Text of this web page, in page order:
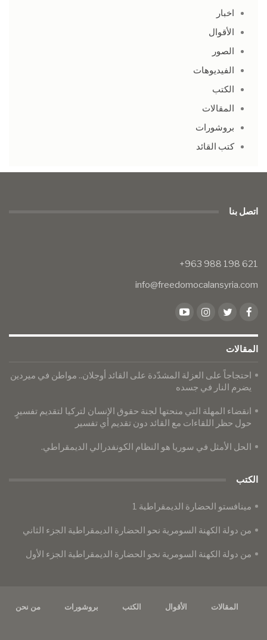
اخبار
الأقوال
الصور
الفيديوهات
الكتب
المقالات
بروشورات
كتب القائد
اتصل بنا
info@freedomocalansyria.com
المقالات
احتجاجاً على العزلة المشدّدة على القائد أوجلان.. مواطن في ميردين
يضرم النار في جسده
انقضاء المهلة التي منحتها لجنة حقوق الإنسان لتركيا لتقديم تفسيرٍ
حول حظر اللقاءات مع القائد دون تقديم أي تفسير
الحل الأمثل في سوريا هو النظام الكونفدرالي الديمقراطي.
الكتب
مينافستو الحضارة الديمقراطية 1
من دولة الكهنة السومرية نحو الحضارة الديمقراطية الجزء الثاني
من دولة الكهنة السومرية نحو الحضارة الديمقراطية الجزء الأول
المقالات الأقوال الكتب بروشورات من نحن